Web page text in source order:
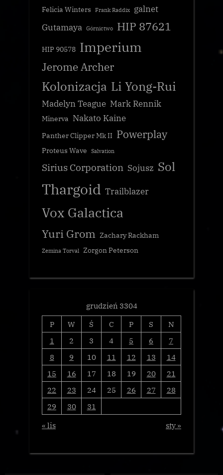
Felicia Winters Frank Raddix
galnet
Gutamaya Górnictwo HIP 87621
HIP 90578 Imperium
Jerome Archer
Kolonizacja Li Yong-Rui
Madelyn Teague Mark Rennik
Minerva Nakato Kaine
Panther Clipper Mk II Powerplay
Proteus Wave Salvation
Sirius Corporation Sojusz Sol
Thargoid Trailblazer
Vox Galactica
Yuri Grom Zachary Rackham
Zemina Torval Zorgon Peterson
grudzień 3304
P
W Ś C P S
N
1
2 3 4 5 6
7
8
9 10 11 12 13
14
15
16 17 18 19 20
21
22
23 24 25 26 27
28
29
30
31
« lis
sty »